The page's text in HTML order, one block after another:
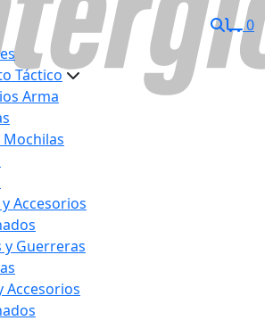
Táctico
Arma
Mochilas
Accesorios
y Guerreras
Accesorios
0